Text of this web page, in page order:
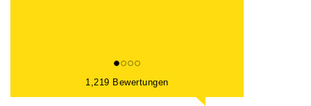
1,219 Bewertungen